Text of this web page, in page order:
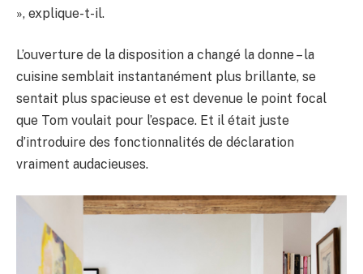
», explique-t-il.
L’ouverture de la disposition a changé la donne – la
cuisine semblait instantanément plus brillante, se
sentait plus spacieuse et est devenue le point focal
que Tom voulait pour l’espace. Et il était juste
d’introduire des fonctionnalités de déclaration
vraiment audacieuses.